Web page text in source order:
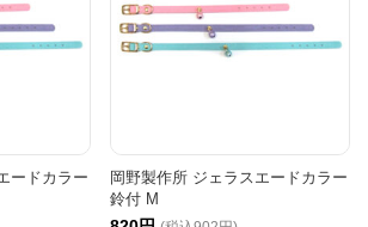
ードカラー
岡野製作所 ジェラスエードカラー
鈴付 M